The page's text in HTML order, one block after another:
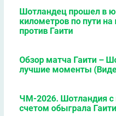
Шотландец прошел в
километров по пути
против Гаити
Обзор матча Гаити –
лучшие моменты
ЧМ-2026. Шотландия
счетом обыграла